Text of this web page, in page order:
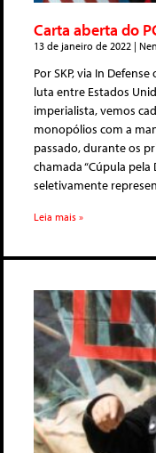
Carta aberta do
13 de janeiro de 2022
Por SKP, via In
luta entre Estados
imperialista, vemos
monopólios com a
passado, durante os
chamada “Cúpula
seletivamente
Leia mais »